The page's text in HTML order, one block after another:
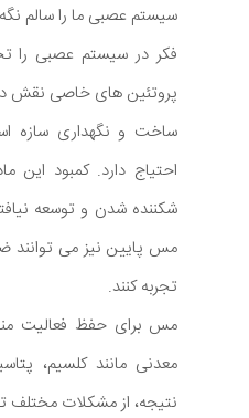
سیستم عصبی ما را سالم
فکر در سیستم عصبی را
پروتئین های خاصی نقش
ساخت و نگهداری سازه
احتیاج دارد. کمبود این
شکننده شدن و توسعه
مس پایین نیز می
تجربه کنند.
مس برای حفظ فعالیت
معدنی مانند کلسیم،
نتیجه، از مشکلات مختلف